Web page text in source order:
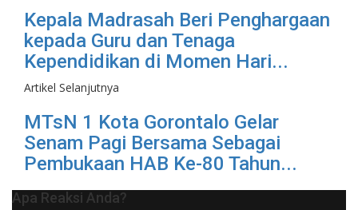
Kepala Madrasah Beri Penghargaan
kepada Guru dan Tenaga
Kependidikan di Momen Hari...
Artikel Selanjutnya
MTsN 1 Kota Gorontalo Gelar
Senam Pagi Bersama Sebagai
Pembukaan HAB Ke-80 Tahun...
Apa Reaksi Anda?